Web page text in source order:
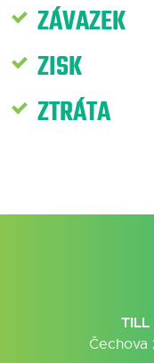
ZÁVAZEK
ZISK
ZTRÁTA
TILL
Čechova